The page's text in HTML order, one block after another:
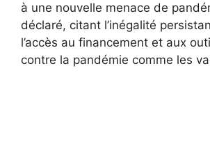
à une nouvelle menace de
déclaré, citant l’inégalité
l’accès au financement et aux
contre la pandémie comme les